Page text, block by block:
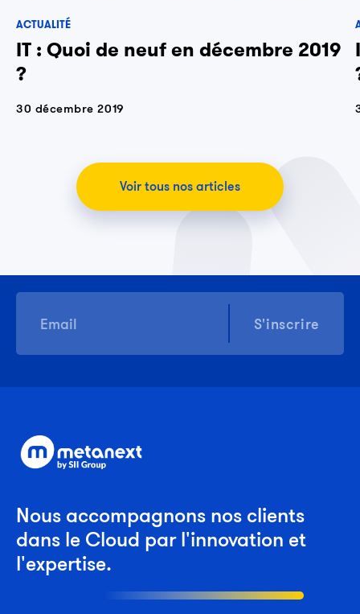
ACTUALITÉ
IT : Quoi de neuf en décembre 2019
?
30 décembre 2019
Voir tous nos articles
S'inscrire
Nous accompagnons nos clients
dans le Cloud par l'innovation et
l'expertise.